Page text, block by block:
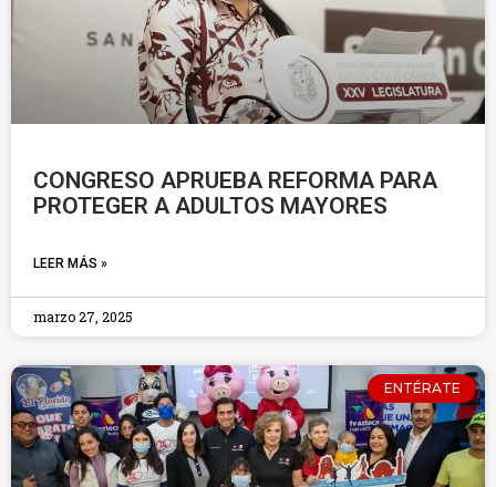
CONGRESO APRUEBA REFORMA PARA
PROTEGER A ADULTOS MAYORES
LEER MÁS »
marzo 27, 2025
ENTÉRATE